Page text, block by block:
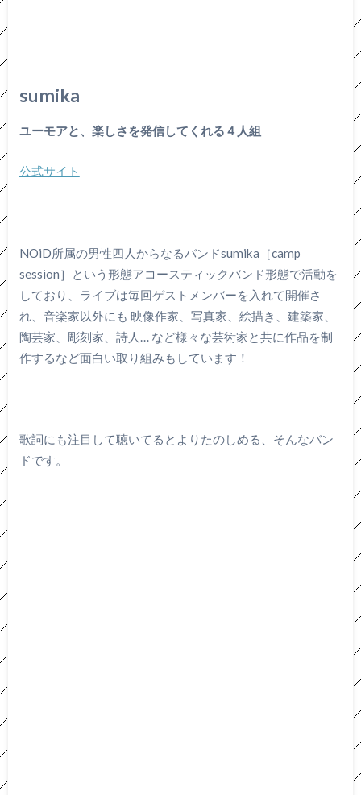
sumika
ユーモアと、楽しさを発信してくれる４人組
公式サイト
NOiD所属の男性四人からなるバンドsumika［camp
session］という形態アコースティックバンド形態で活動を
しており、ライブは毎回ゲストメンバーを入れて開催さ
れ、音楽家以外にも 映像作家、写真家、絵描き、建築家、
陶芸家、彫刻家、詩人… など様々な芸術家と共に作品を制
作するなど面白い取り組みもしています！
歌詞にも注目して聴いてるとよりたのしめる、そんなバン
ドです。